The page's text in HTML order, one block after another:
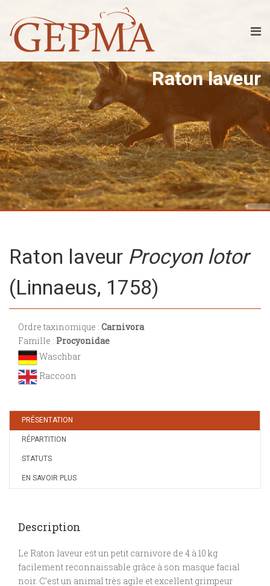
Raton laveur
Raton laveur Procyon lotor
(Linnaeus, 1758)
Ordre taxinomique : Carnivora
Famille : Procyonidae
Waschbar
Raccoon
PRÉSENTATION
RÉPARTITION
STATUTS
EN SAVOIR PLUS
Description
Le Raton laveur est un petit carnivore de 4 à 10 kg
facilement reconnaissable grâce à son masque facial
noir. C’est un animal très agile et excellent grimpeur